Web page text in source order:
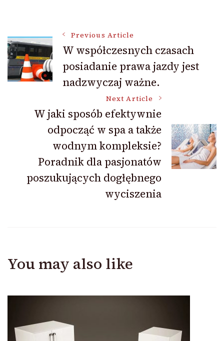
Post
Navigation
Previous Article
W współczesnych czasach
posiadanie prawa jazdy jest
nadzwyczaj ważne.
Next Article
W jaki sposób efektywnie
odpocząć w spa a także
wodnym kompleksie?
Poradnik dla pasjonatów
poszukujących dogłębnego
wyciszenia
You may also like